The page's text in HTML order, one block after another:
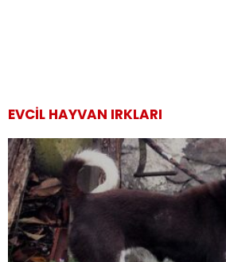
EVCIL HAYVAN IRKLARI